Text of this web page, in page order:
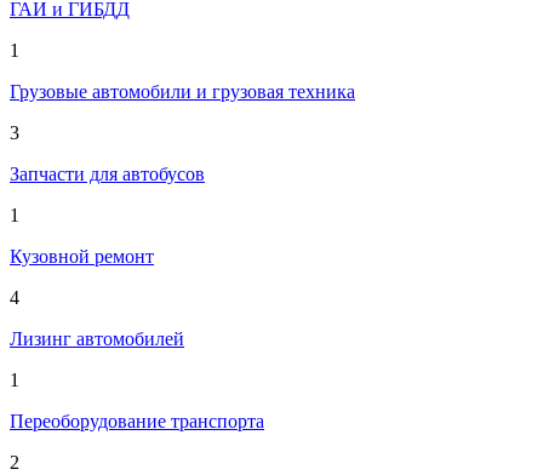
ГАИ и ГИБДД
1
Грузовые автомобили и грузовая техника
3
Запчасти для автобусов
1
Кузовной ремонт
4
Лизинг автомобилей
1
Переоборудование транспорта
2